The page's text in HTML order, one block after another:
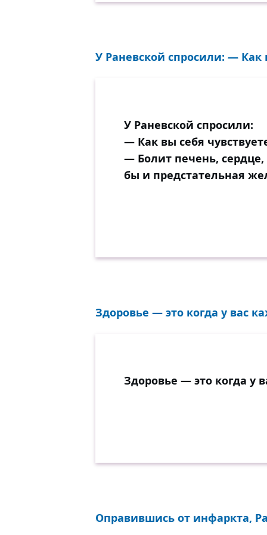
У Раневской спросили: — Как
У Раневской спросили:
— Как вы себя
— Болит печень,
бы и предстательная
Здоровье — это когда у вас
Здоровье — это когда у
Оправившись от инфаркта,